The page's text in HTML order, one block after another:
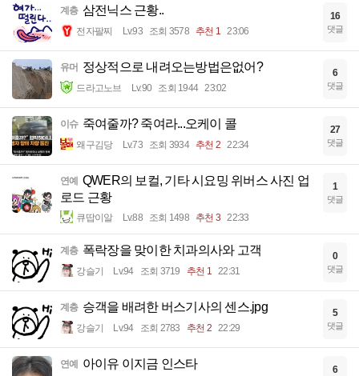
계층 삼전닉스 근황..
전자팔찌 Lv.93 조회 3578 추천 1 23:06
16
댓글
유머 정상적으로 내려오는방법은없어?
드라고노브 Lv.90 조회 1944 23:02
6
댓글
이슈 죽여줄까? 죽여라...오케이 콜
왜구김당 Lv.73 조회 3934 추천 2 22:34
27
댓글
연예
QWER의 보컬, 기타 시요밍 위버스 사진 업
로드 근황
큐땁이알 Lv.88 조회 1498 추천 3 22:33
1
댓글
계층 폭락장을 맞이한 치과의사와 고객
강슬기 Lv.94 조회 3719 추천 1 22:31
0
댓글
계층 승객을 배려한 버스기사의 센스.jpg
강슬기 Lv.94 조회 2783 추천 2 22:29
5
댓글
연예 아이유 이지금 인스타 6